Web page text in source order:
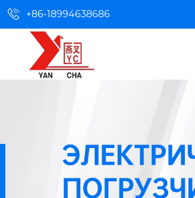
 +86-18994638686